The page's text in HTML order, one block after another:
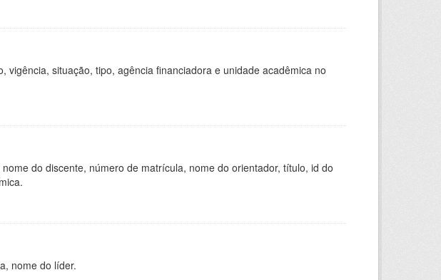
vigência, situação, tipo, agência financiadora e unidade acadêmica no
do discente, número de matrícula, nome do orientador, título, id do
nome do líder.